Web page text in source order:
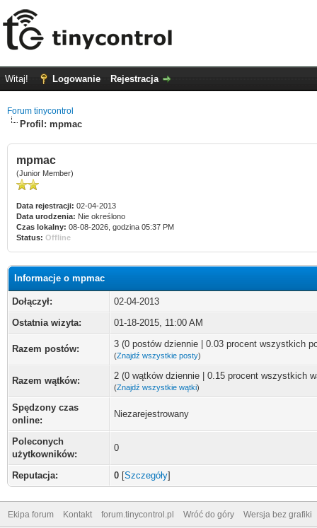
Witaj! Logowanie Rejestracja
Forum tinycontrol
Profil: mpmac
mpmac
(Junior Member)
Data rejestracji: 02-04-2013
Data urodzenia: Nie określono
Czas lokalny: 08-08-2026, godzina 05:37 PM
Status: Offline
Informacje o mpmac
Dołączył:
02-04-2013
Ostatnia wizyta:
01-18-2015, 11:00 AM
Razem postów: 3 (0 postów dziennie | 0.03 procent wszystkich
(Znajdź wszystkie posty)
Razem wątków: 2 (0 wątków dziennie | 0.15 procent wszystkich
(Znajdź wszystkie wątki)
Spędzony czas
online:
Niezarejestrowany
Poleconych
użytkowników:
0
Reputacja: 0 [Szczegóły]
Ekipa forum Kontakt forum.tinycontrol.pl Wróć do góry Wersja bez grafiki